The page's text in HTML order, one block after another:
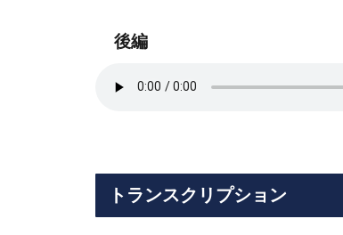
後編
トランスクリプション